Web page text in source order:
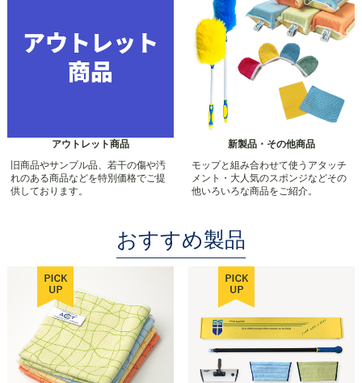
アウトレット商品
旧商品やサンプル品、若干の傷や汚
れのある商品などを特別価格でご提
供しております。
新製品・その他商品
モップと組み合わせて使うアタッチ
メント・大人気のスポンジなどその
他いろいろな商品をご紹介。
おすすめ製品